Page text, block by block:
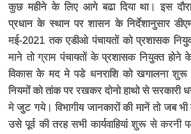
कुछ महीने के लिए आगे बढा दिया था। इस
प्रधान के स्थान पर शासन के निर्देशानुसार
मई-2021 तक एडीओ पंचायतों को प्रशासक
माने तो ग्राम पंचायतों के प्रशासक नियुक्त होने
विकास के मद मे पडे धनराशि को खगालना
नियमों को तांक पर रखकर दोनो हाथो से
मे जुट गये। विभागीय जानकारों की मानें तो जब भी
उसे पूर्व की तरह सभी कार्यवाहियां शुरू से करनी